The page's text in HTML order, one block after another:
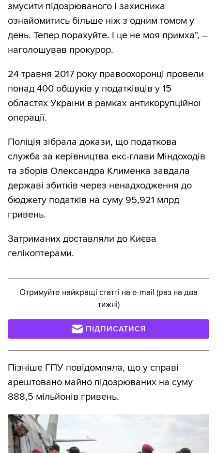
змусити підозрюваного і захисника
ознайомитись більше ніж з одним томом у
день. Тепер порахуйте. І це не моя примха", –
наголошував прокурор.
24 травня 2017 року правоохоронці провели
понад 400 обшуків у податківців у 15
областях України в рамках антикорупційної
операції.
Поліція зібрала докази, що податкова
служба за керівництва екс-глави Міндоходів
та зборів Олександра Клименка завдала
державі збитків через ненадходження до
бюджету податків на суму 95,921 млрд
гривень.
Затриманих доставляли до Києва
гелікоптерами.
Отримуйте найкращі статті на e-mail (раз на два
тижні)
ПІДПИСАТИСЯ
Пізніше ГПУ повідомляла, що у справі
арештовано майно підозрюваних на суму
888,5 мільйонів гривень.